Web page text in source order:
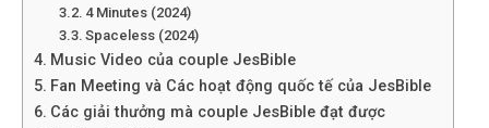
4 Minutes (2024)
Spaceless (2024)
Music Video của couple JesBible
Fan Meeting và Các hoạt động quốc tế của JesBible
Các giải thưởng mà couple JesBible đạt được